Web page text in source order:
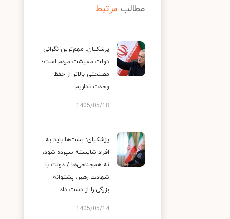
مطالب مرتبط
پزشکیان: مهم‌ترین نگرانی
دولت معیشت مردم است؛
مصلحتی بالاتر از حفظ
وحدت نداریم
1405/05/18
پزشکیان: پست‌ها باید به
افراد شایسته سپرده شود،
نه هم‌جناحی‌ها / دولت با
شهادت رهبر، پشتوانه
بزرگی را از دست داد
1405/05/14